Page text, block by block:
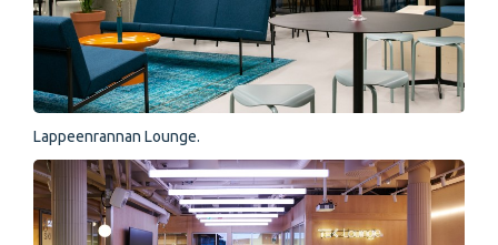
Lappeenrannan Lounge.